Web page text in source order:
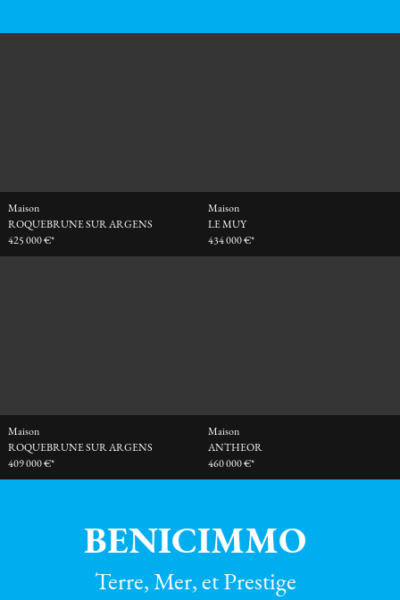
Maison
ROQUEBRUNE SUR ARGENS
425 000 €*
Maison
LE MUY
434 000 €*
Maison
ROQUEBRUNE SUR ARGENS
409 000 €*
Maison
ANTHEOR
460 000 €*
BENICIMMO
Terre, Mer, et Prestige